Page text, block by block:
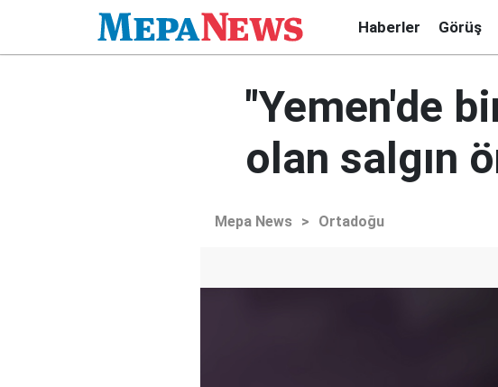
Haberler Görüş
"Yemen'de
olan salgın
Mepa News > Ortadoğu